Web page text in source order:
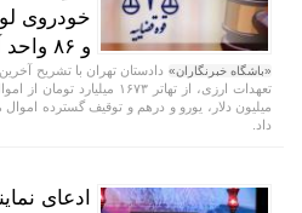
و ۸۶ واحد آپارتمان
«باشگاه خبرنگاران» دادستان تهران با تشریح
تعهدات ارزی، از تهاتر ۱۶۷۳
میلیون دلار، یورو و درهم و توقیف گسترده
داد.
ادعای